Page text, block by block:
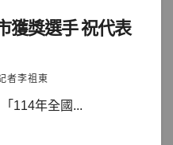
獲獎選手 祝代表
者李祖東
114年全國...